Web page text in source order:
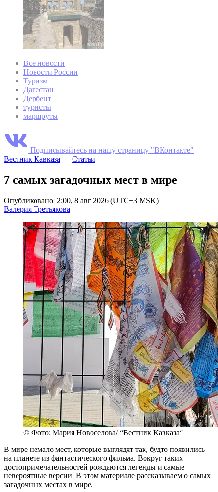
Все новости
Новости России
Туризм
Дагестан
Дербент
туристы
маршруты
Подписывайтесь на нашу страницу "ВКонтакте"
Вестник Кавказа — Статьи
7 самых загадочных мест в мире
Опубликовано: 2:00, 8 авг 2026 (UTC+3 MSK)
Валерия Третьякова
© Фото: Мария Новоселова/ “Вестник Кавказа“
В мире немало мест, которые выглядят так, будто появились
на планете из фантастического фильма. Вокруг таких
достопримечательностей рождаются легенды и самые
невероятные версии. В этом материале рассказываем о самых
загадочных местах в мире.